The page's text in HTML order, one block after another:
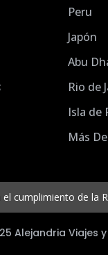
Peru
Japón
Abu
Rio de
Isla de
Más
cumplimiento de la
Alejandria Viajes